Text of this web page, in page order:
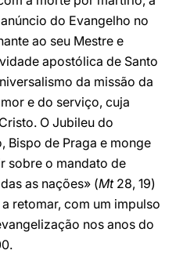
do Evangelho no
ao seu Mestre e
apostólica de Santo
da missão da
e do serviço, cuja
O Jubileu do
Bispo de Praga e monge
sobre o mandato de
as nações» (Mt28, 19)
retomar, com um impulso
nos anos do